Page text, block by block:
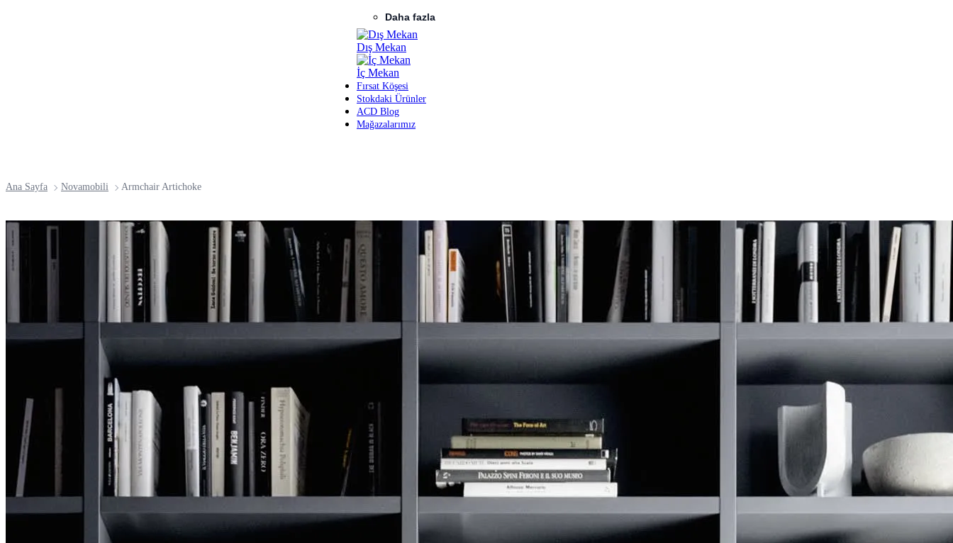
Daha fazla
Dış Mekan
İç Mekan
Fırsat Köşesi
Stokdaki Ürünler
ACD Blog
Mağazalarımız
Ana Sayfa Novamobili Armchair Artichoke